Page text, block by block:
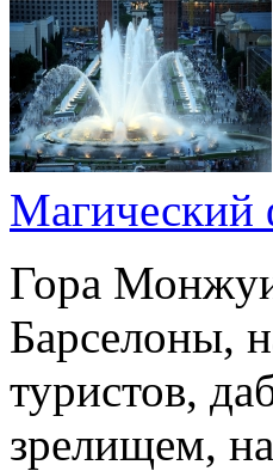
Гора
Барселоны,
туристов,
зрелищем,